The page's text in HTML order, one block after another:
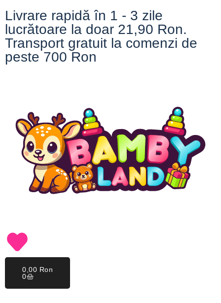
Livrare rapidă în 1 - 3 zile
lucrătoare la doar 21,90 Ron.
Transport gratuit la comenzi de
peste 700 Ron
0,00 Ron
0